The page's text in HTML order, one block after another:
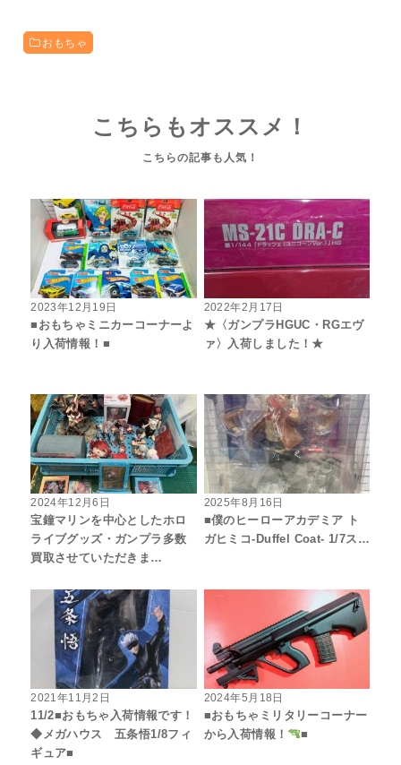
おもちゃ
こちらもオススメ！
2023年12月19日
■おもちゃミニカーコーナーよ
り入荷情報！■
2022年2月17日
★〈ガンプラHGUC・RGエヴ
ァ〉入荷しました！★
2024年12月6日
宝鐘マリンを中心としたホロ
ライブグッズ・ガンプラ多数
買取させていただきま…
2025年8月16日
■僕のヒーローアカデミア ト
ガヒミコ-Duffel Coat- 1/7ス…
2021年11月2日
11/2■おもちゃ入荷情報です！
◆メガハウス 五条悟1/8フィ
ギュア■
2024年5月18日
■おもちゃミリタリーコーナー
から入荷情報！
■